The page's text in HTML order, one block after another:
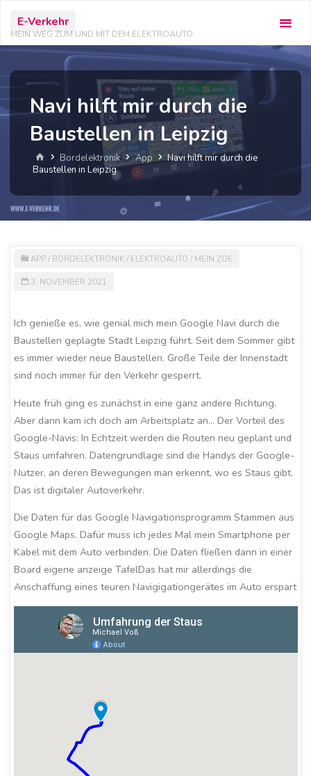
Inhalt
springen
E-Verkehr
MEIN WEG ZUM UND MIT DEM ELEKTROAUTO
Navi hilft mir durch die
Baustellen in Leipzig
StartBordelektronik App
Navi hilft mir durch die
Baustellen in Leipzig
APP/ BORDELEKTRONIK/ ELEKTROAUTO / MEIN ZOE
3. NOVEMBER 2021
Ich genieße es, wie genial mich mein Google Navi durch die
Baustellen geplagte Stadt Leipzig führt. Seit dem Sommer gibt
es immer wieder neue Baustellen. Große Teile der Innenstadt
sind noch immer für den Verkehr gesperrt.
Heute früh ging es zunächst in eine ganz andere Richtung.
Aber dann kam ich doch am Arbeitsplatz an… Der Vorteil des
Google-Navis: In Echtzeit werden die Routen neu geplant und
Staus umfahren. Datengrundlage sind die Handys der Google-
Nutzer, an deren Bewegungen man erkennt, wo es Staus gibt.
Das ist digitaler Autoverkehr.
Die Daten für das Google Navigationsprogramm Stammen aus
Google Maps. Dafür muss ich jedes Mal mein Smartphone per
Kabel mit dem Auto verbinden. Die Daten fließen dann in einer
Board eigene anzeige TafelDas hat mir allerdings die
Anschaffung eines teuren Navigigationgerätes im Auto erspart